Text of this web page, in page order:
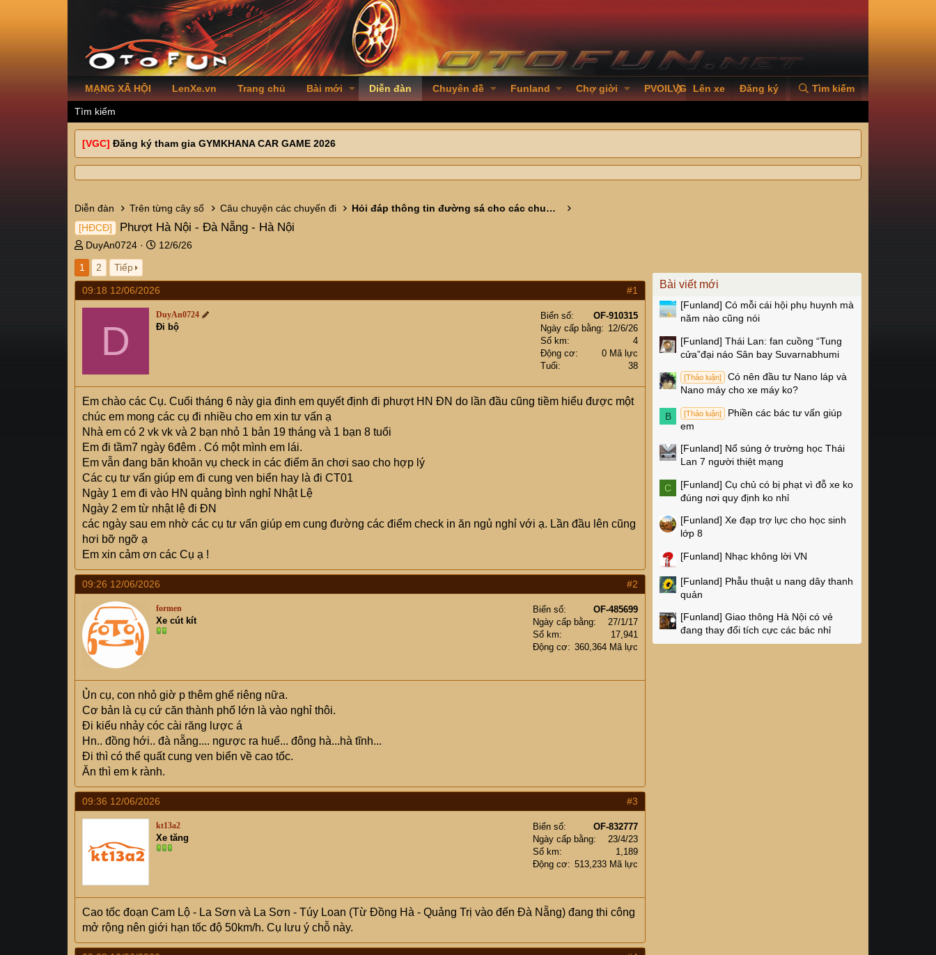
MẠNG XÃ HỘI LenXe.vn Trang chủ Bài mới Diễn đàn Chuyên đề Funland Chợ giời PVOILVGC2026
Lên xe Đăng ký Tìm kiếm
Tìm kiếm
[VGC] Đăng ký tham gia GYMKHANA CAR GAME 2026
Diễn đàn Trên từng cây số Câu chuyện các chuyến đi Hỏi đáp thông tin đường sá cho các chuyến đi
[HĐCĐ] Phượt Hà Nội - Đà Nẵng - Hà Nội
T
h
e
a
d
t
e
r
DuyAn0724
N
y
g
ử
i
12/6/26
1
2 Tiếp
09:18 12/06/2026 #1
D
DuyAn0724
Đi bộ
Biển số
OF-910315
Ngày cấp bằng
12/6/26
Số km
4
Động cơ
0 Mã lực
Tuổi
38
Em chào các Cụ. Cuối tháng 6 này gia đinh em quyết định đi phượt HN ĐN do lần đầu cũng tiềm hiểu được một
chúc em mong các cụ đi nhiều cho em xin tư vấn ạ
Nhà em có 2 vk vk và 2 bạn nhỏ 1 bản 19 tháng và 1 bạn 8 tuổi
Em đi tầm7 ngày 6đêm . Có một mình em lái.
Em vẫn đang băn khoăn vụ check in các điểm ăn chơi sao cho hợp lý
Các cụ tư vấn giúp em đi cung ven biển hay là đi CT01
Ngày 1 em đi vào HN quảng bình nghỉ Nhật Lệ
Ngày 2 em từ nhật lệ đi ĐN
các ngày sau em nhờ các cụ tư vấn giúp em cung đường các điểm check in ăn ngủ nghỉ với ạ. Lần đầu lên cũng
hơi bỡ ngỡ ạ
Em xin cảm ơn các Cụ ạ !
09:26 12/06/2026 #2
formen
Xe cút kít
Biển số
OF-485699
Ngày cấp bằng
27/1/17
Số km
17,941
Động cơ
360,364 Mã lực
Ủn cụ, con nhỏ giờ p thêm ghế riêng nữa.
Cơ bản là cụ cứ căn thành phố lớn là vào nghỉ thôi.
Đi kiểu nhảy cóc cài răng lược á
Hn.. đồng hới.. đà nẵng.... ngược ra huế... đông hà...hà tĩnh...
Đi thì có thể quất cung ven biển về cao tốc.
Ăn thì em k rành.
09:36 12/06/2026 #3
kt13a2
Xe tăng
Biển số
OF-832777
Ngày cấp bằng
23/4/23
Số km
1,189
Động cơ
513,233 Mã lực
Cao tốc đoạn Cam Lộ - La Sơn và La Sơn - Túy Loan (Từ Đồng Hà - Quảng Trị vào đến Đà Nẵng) đang thi công
mở rộng nên giới hạn tốc độ 50km/h. Cụ lưu ý chỗ này.
Bài viết mới
[Funland] Có mỗi cái hội phụ huynh mà
năm nào cũng nói
[Funland] Thái Lan: fan cuồng “Tung
cửa”đại náo Sân bay Suvarnabhumi
[Thảo luận]
Có nên đầu tư Nano láp và
Nano máy cho xe máy ko?
B [Thảo luận]
Phiền các bác tư vấn giúp
em
[Funland] Nổ súng ở trường học Thái
Lan 7 người thiệt mạng
C [Funland] Cụ chủ có bị phạt vì đỗ xe ko
đúng nơi quy định ko nhỉ
[Funland] Xe đạp trợ lực cho học sinh
lớp 8
[Funland] Nhạc không lời VN
[Funland] Phẫu thuật u nang dây thanh
quản
[Funland] Giao thông Hà Nội có vẻ
đang thay đổi tích cực các bác nhỉ